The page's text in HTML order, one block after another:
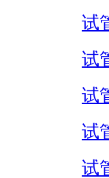
试
试
试
试
试